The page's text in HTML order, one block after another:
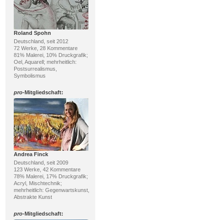
Roland Spohn
Deutschland, seit 2012
72 Werke, 28 Kommentare
81% Malerei, 10% Druckgrafik;
Oel, Aquarell; mehrheitlich:
Postsurrealismus,
Symbolismus
pro-Mitgliedschaft:
Andrea Finck
Deutschland, seit 2009
123 Werke, 42 Kommentare
78% Malerei, 17% Druckgrafik;
Acryl, Mischtechnik;
mehrheitlich: Gegenwartskunst,
Abstrakte Kunst
pro-Mitgliedschaft: